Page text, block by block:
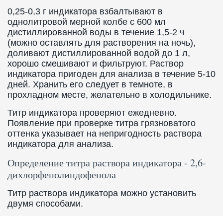
0,25-0,3 г индикатора взбалтывают в
однолитровой мерной колбе с 600 мл
дистиллированной воды в течение 1,5-2 ч
(можно оставлять для растворения на ночь),
доливают дистиллированной водой до 1 л,
хорошо смешивают и фильтруют. Раствор
индикатора пригоден для анализа в течение 5-10
дней. Хранить его следует в темноте, в
прохладном месте, желательно в холодильнике.
Титр индикатора проверяют ежедневно.
Появление при проверке титра грязноватого
оттенка указывает на непригодность раствора
индикатора для анализа.
Определение титра раствора индикатора - 2,6-
дихлорфенолиндофенола
Титр раствора индикатора можно установить
двумя способами.